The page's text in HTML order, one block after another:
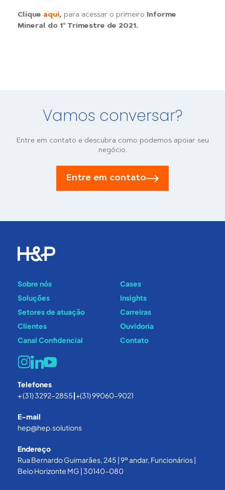
Clique aqui, para acessar o primeiro Informe
Mineral do 1º Trimestre de 2021.
Vamos conversar?
Entre em contato e descubra como podemos apoiar seu
negócio.
Entre em contato
Sobre nós
Soluções
Setores de atuação
Clientes
Canal Confidencial
Cases
Insights
Carreiras
Ouvidoria
Contato
Telefones
+ (31) 3292-2855|+(31) 99060-9021
E-mail
hep@hep.solutions
Endereço
Rua Bernardo Guimarães, 245 | 9º andar, Funcionários |
Belo Horizonte MG | 30140-080